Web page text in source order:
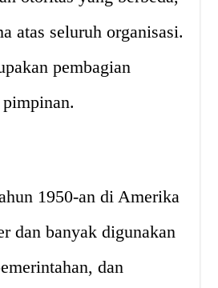
atas seluruh organisasi.
pembagian
1950-an di Amerika
dan banyak digunakan
dan